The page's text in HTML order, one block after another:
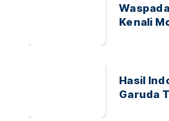
Kenali
Hasil
Garuda